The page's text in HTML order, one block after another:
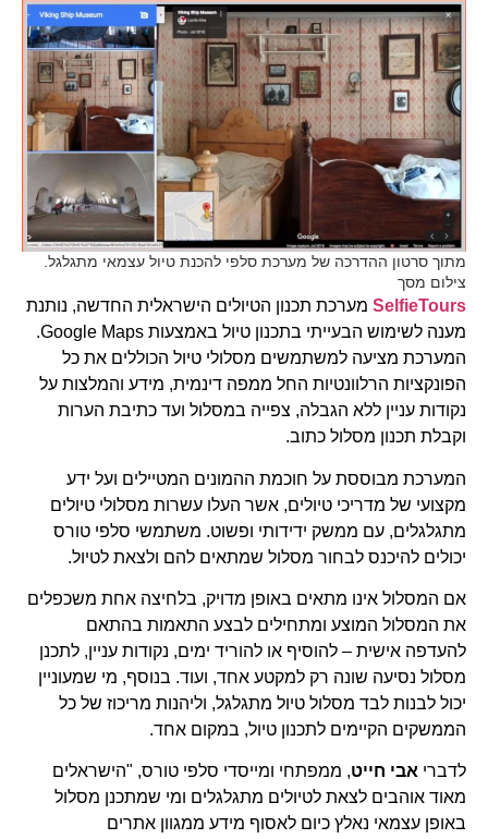
מתוך סרטון ההדרכה של מערכת סלפי להכנת טיול עצמאי מתגלגל.
צילום מסך
SelfieTours מערכת תכנון הטיולים הישראלית החדשה, נותנת
מענה לשימוש הבעייתי בתכנון טיול באמצעות Google Maps.
המערכת מציעה למשתמשים מסלולי טיול הכוללים את כל
הפונקציות הרלוונטיות החל ממפה דינמית, מידע והמלצות על
נקודות עניין ללא הגבלה, צפייה במסלול ועד כתיבת הערות
וקבלת תכנון מסלול כתוב.
המערכת מבוססת על חוכמת ההמונים המטיילים ועל ידע
מקצועי של מדריכי טיולים, אשר העלו עשרות מסלולי טיולים
מתגלגלים, עם ממשק ידידותי ופשוט. משתמשי סלפי טורס
יכולים להיכנס לבחור מסלול שמתאים להם ולצאת לטיול.
אם המסלול אינו מתאים באופן מדויק, בלחיצה אחת משכפלים
את המסלול המוצע ומתחילים לבצע התאמות בהתאם
להעדפה אישית – להוסיף או להוריד ימים, נקודות עניין, לתכנן
מסלול נסיעה שונה רק למקטע אחד, ועוד. בנוסף, מי שמעוניין
יכול לבנות לבד מסלול טיול מתגלגל, וליהנות מריכוז של כל
הממשקים הקיימים לתכנון טיול, במקום אחד.
לדברי אבי חייט, ממפתחי ומייסדי סלפי טורס, "הישראלים
מאוד אוהבים לצאת לטיולים מתגלגלים ומי שמתכנן מסלול
באופן עצמאי נאלץ כיום לאסוף מידע ממגוון אתרים